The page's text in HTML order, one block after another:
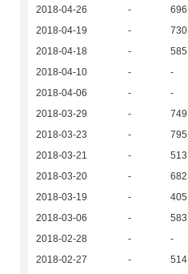
2018-04-26
- 696
2018-04-19
- 730
2018-04-18
- 585
2018-04-10
- -
2018-04-06
- -
2018-03-29
- 749
2018-03-23
- 795
2018-03-21
- 513
2018-03-20
- 682
2018-03-19
- 405
2018-03-06
- 583
2018-02-28
- -
2018-02-27
- 514